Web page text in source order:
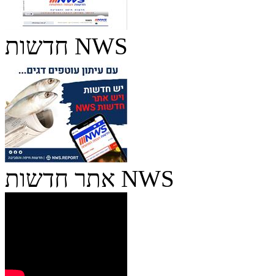
חדשות NWS
אתר חדשות NWS